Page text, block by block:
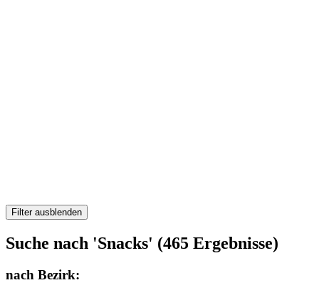
Filter ausblenden
Suche nach 'Snacks' (465 Ergebnisse)
nach Bezirk: